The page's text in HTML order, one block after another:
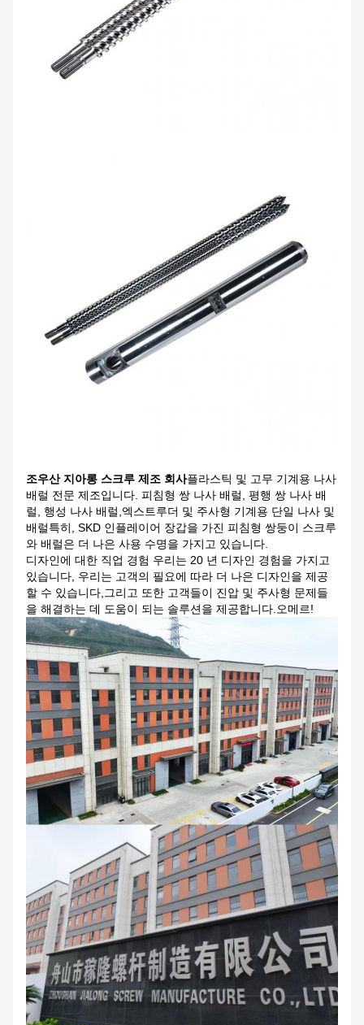
조우산 지아롱 스크루 제조 회사플라스틱 및 고무 기계용 나사
배럴 전문 제조입니다. 피침형 쌍 나사 배럴, 평행 쌍 나사 배
럴, 행성 나사 배럴,엑스트루더 및 주사형 기계용 단일 나사 및
배럴특히, SKD 인플레이어 장갑을 가진 피침형 쌍둥이 스크루
와 배럴은 더 나은 사용 수명을 가지고 있습니다.
디자인에 대한 직업 경험 우리는 20 년 디자인 경험을 가지고
있습니다, 우리는 고객의 필요에 따라 더 나은 디자인을 제공
할 수 있습니다,그리고 또한 고객들이 진압 및 주사형 문제들
을 해결하는 데 도움이 되는 솔루션을 제공합니다.오메르!